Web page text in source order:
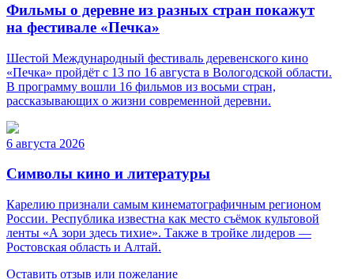
Фильмы о деревне из разных стран покажут
на фестивале «Печка»
Шестой Международный фестиваль деревенского кино
«Печка» пройдёт с 13 по 16 августа в Вологодской области.
В программу вошли 16 фильмов из восьми стран,
рассказывающих о жизни современной деревни.
6 августа 2026
Символы кино и литературы
Карелию признали самым кинематографичным регионом
России. Республика известна как место съёмок культовой
ленты «А зори здесь тихие». Также в тройке лидеров —
Ростовская область и Алтай.
Оставить отзыв или пожелание